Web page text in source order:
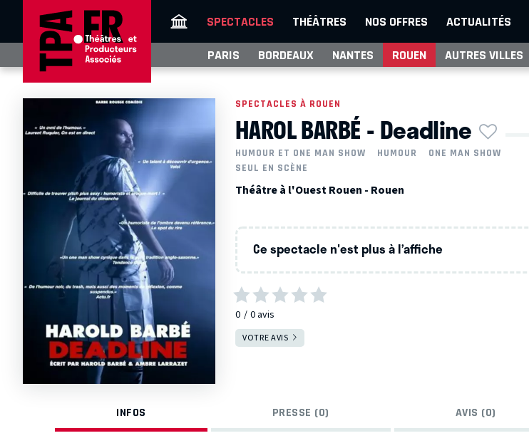
SPECTACLES THÉÂTRES NOS OFFRES ACTUALITÉS
PARIS BORDEAUX NANTES ROUEN AUTRES VILLES
SPECTACLES À ROUEN
HAROL BARBÉ - Deadline
HUMOUR ET ONE MAN SHOW HUMOUR
ONE MAN SHOW
SEUL EN SCÈNE
Théâtre à l'Ouest Rouen - Rouen
Ce spectacle n'est plus à l’affiche
0 0avis
VOTRE AVIS
INFOS PRESSE (0) AVIS (0)